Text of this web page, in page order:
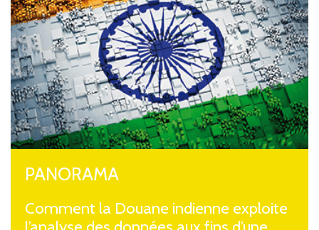
PANORAMA
Comment la Douane indienne exploite